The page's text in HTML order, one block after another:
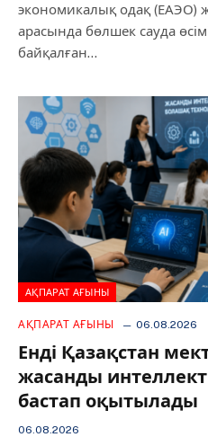
экономикалық одақ (ЕАЭО)
арасында бөлшек сауда
байқалған…
АҚПАРАТ АҒЫНЫ
АҚПАРАТ АҒЫНЫ 06.08.2026
️Енді Қазақстан
жасанды
бастап оқытылады
06.08.2026